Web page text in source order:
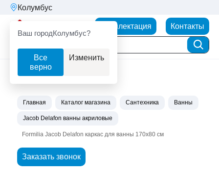
Колумбус
Ваш городКолумбус?
Все
верно
Изменить
Комплектация Контакты
Главная Каталог магазина Сантехника Ванны
Jacob Delafon ванны акриловые
Formilia Jacob Delafon каркас для ванны 170x80 см
Заказать звонок